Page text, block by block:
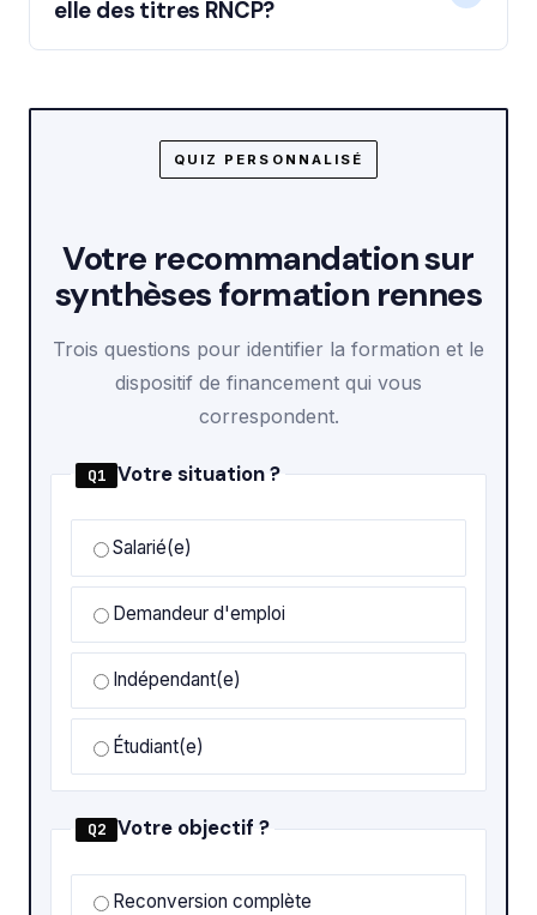
elle des titres RNCP?
QUIZ PERSONNALISÉ
Votre recommandation sur
synthèses formation rennes
Trois questions pour identifier la formation et le
dispositif de financement qui vous
correspondent.
Q1 Votre situation ?
Salarié(e)
Demandeur d'emploi
Indépendant(e)
Étudiant(e)
Q2 Votre objectif ?
Reconversion complète